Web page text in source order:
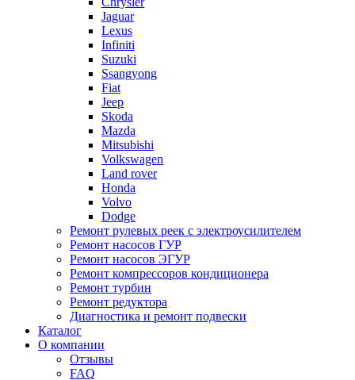
Jaguar
Lexus
Infiniti
Suzuki
Ssangyong
Fiat
Jeep
Skoda
Mazda
Mitsubishi
Volkswagen
Land rover
Honda
Volvo
Dodge
Ремонт рулевых реек с электроусилителем
Ремонт насосов ГУР
Ремонт насосов ЭГУР
Ремонт компрессоров кондиционера
Ремонт турбин
Ремонт редуктора
Диагностика и ремонт подвески
Каталог
О компании
Отзывы
FAQ